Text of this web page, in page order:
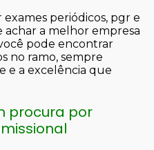
periódicos, pgr e
achar a melhor empresa
pode encontrar
no ramo, sempre
e a excelência que
procura por